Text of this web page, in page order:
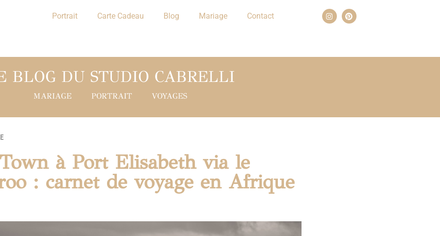
Portrait Carte Cadeau Blog Mariage Contact
BLOG DU STUDIO CABRELLI
MARIAGE PORTRAIT VOYAGES
à Port Elisabeth via le
: carnet de voyage en Afrique